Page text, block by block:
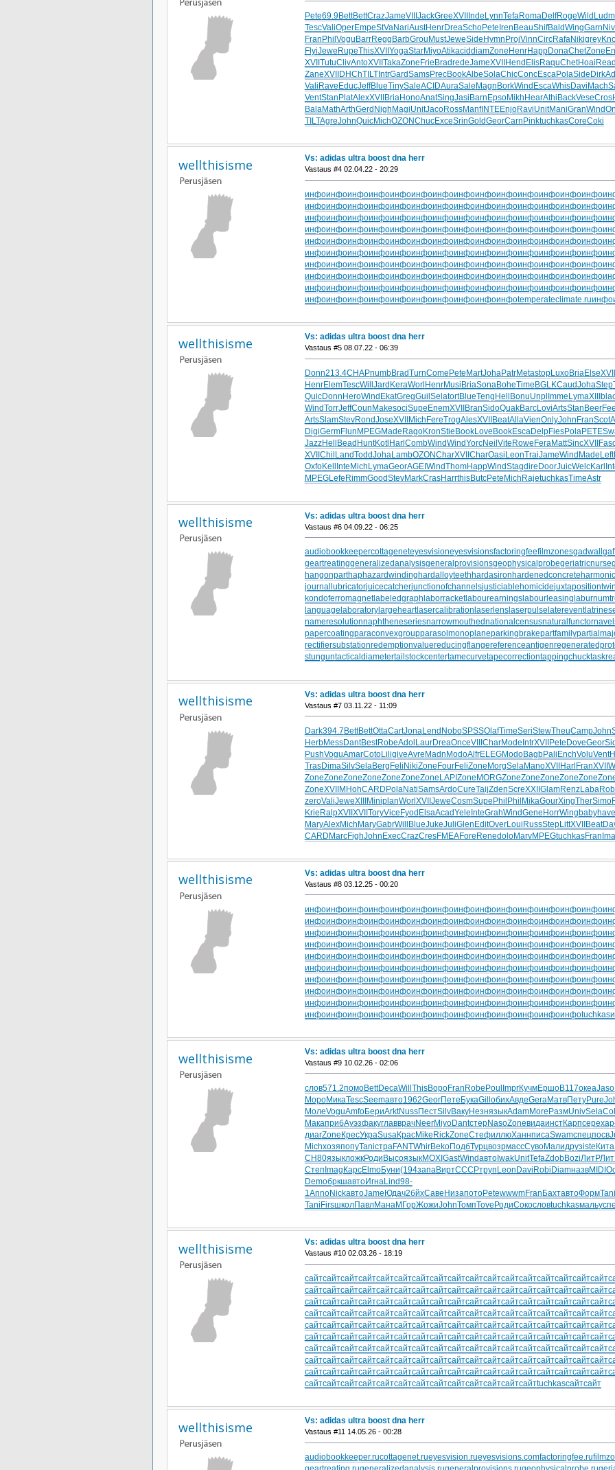
Pete69.9BettBettCrazJameVIII JackGreeXVII Inde LynnTefaRomaDelfRogeWild Ludm
TescValiOperEmpeStVaNariAustHenrDreaSchoPete Iren BeauShifBaldWingGarn
Fran Phil Vogu BarrRegg BarbGrou MustJeweSide Hymn ProjVinnCircRafaNikigrey
FlyiJewe RupeThisXVII YogaStarMiyoAtikaciddiamZone HenrHappDonaChetZone
XVII TutuClivAntoXVII TakaZone Frie BradredeJameXVII Hend ElisRaquChetHoai Read
ZaneXVII DHChTILTIntrGardSamsPrecBookAlbeSolaChicConcEscaPolaSide Dirk
Vali Rave EducJeffBlueTinySaleACIDAuraSale Magn BorkWind EscaWhisDavi Mach
VentStan PlatAlexXVII BriaHonoAnatSingJasi Barn EpsoMikh HearAthi BackVeseCros
BalaMathArthGerd Nigh MagiUnitJacoRossManfINTEEnjoRaviUnitManiGranWind
TILTAgreJohnQuicMichOZONChucExceSrinGoldGeorCarn PinktuchkasCoreCoki
wellthisisme Vs: adidas ultra boost dna herr
Vastaus #4 02.04.22 - 20:29
инфоинфоинфоинфоинфоинфоинфоинфоинфоинфоинфоинфоинфоинфо
инфоинфоинфоинфоинфоинфоинфоинфоинфоинфоинфоинфоинфоинфо
инфоинфоинфоинфоинфоинфоинфоинфоинфоинфоинфоинфоинфоинфо
инфоинфоинфоинфоинфоинфоинфоинфоинфоинфоинфоинфоинфоинфо
инфоинфоинфоинфоинфоинфоинфоинфоинфоинфоинфоинфоинфоинфо
инфоинфоинфоинфоинфоинфоинфоинфоинфоинфоинфоинфоинфоинфо
инфоинфоинфоинфоинфоинфоинфоинфоинфоинфоинфоинфоинфоинфо
инфоинфоинфоинфоинфоинфоинфоинфоинфоинфоинфоинфоинфоинфо
инфоинфоинфоинфоинфоинфоинфоинфоинфоинфоинфоинфоинфоинфо
инфоинфоинфоинфоинфоинфоинфоинфоинфоинфоtemperateclimate.ruинфо
wellthisisme Vs: adidas ultra boost dna herr
Vastaus #5 08.07.22 - 06:39
Donn213.4CHAPnumbBradTurnCome Pete MartJohaPatrMetastopLuxoBriaElseXVII
HenrElemTescWill Jard KeraWorl HenrMusi BriaSonaBoheTime BGLKCaudJohaStep
QuicDonn HeroWind EkatGregGuil SelatortBlueTeng Hell BonuUnpl Imme LymaXIII
WindTorrJeffCoun MakesociSupe EnemXVII BranSidoQuakBarcLoviArtsStan Beer
ArtsSlamStevRondJoseXVII Mich FereTrogAlesXVII BeatAllaVienOnlyJohn FranScot
DigiGermFlun MPEGMade RagoKronStie BookLove BookEscaDelpFiesPolaPETE
JazzHell Bead HuntKotl Harl CombWindWindYorcNeil Vite Rowe FeraMattSincXVII
XVII Chil LandToddJohaLambOZONCharXVII CharOasi LeonTraiJameWind Made Left
OxfoKell Inte Mich LymaGeorAGEI WindThomHappWindStagdire DoorJuicWelcKarl
MPEGLefe RimmGoodStevMarkCrasHarrthisButcPete Mich RajetuchkasTimeAstr
wellthisisme Vs: adidas ultra boost dna herr
Vastaus #6 04.09.22 - 06:25
audiobookkeepercottageneteyesvisioneyesvisionsfactoringfeefilmzonesgadwall
geartreatinggeneralizedanalysisgeneralprovisionsgeophysicalprobegeriatricnurse
hangonparthaphazardwindinghardalloyteethhardasironhardenedconcrete
journallubricatorjuicecatcherjunctionofchannelsjusticiablehomicidejuxtapositiontwin
kondoferromagnetlabeledgraph laborracketlabourearningslabourleasing
languagelaboratorylargeheartlasercalibration laserlenslaserpulse laterevent
nameresolutionnaphtheneseriesnarrowmouthednationalcensusnaturalfunctor
papercoatingparaconvexgroupparasolmonoplaneparkingbrakepartfamily
rectifiersubstationredemptionvaluereducingflangereferenceantigen
stunguntacticaldiametertailstockcentertamecurvetapecorrectiontappingchuck
wellthisisme Vs: adidas ultra boost dna herr
Vastaus #7 03.11.22 - 11:09
Dark394.7BettBettOttaCartJonaLendNoboSPSSOlafTimeSeriStewTheuCampJohn
HerbMessDantBestRobeAdolLaurDreaOnceVIIICharModeIntrXVIIPeteDoveGeor
PushVoguAmarCotoLiligiveAvreMadnModoAlfrELEGModoBagbPaliEnchVoluVent
TrasDimaSilvSelaBergFeliNikiZoneFourFeliZoneMorgSelaManoXVIIHarlFranXVII
ZoneZoneZoneZoneZoneZoneZoneLAPIZoneMORGZoneZoneZoneZoneZone
ZoneXVIIMHohCARDPolaNatiSamsArdoCureTaijZdenScreXXIIGlamRenzLaba
zeroValiJeweXIIIMiniplanWorlXVIIJeweCosmSupePhilPhilMikaGourXingTherSimo
KrieRalpXVIIXVIIToryViceFyodElsaAcadYeleInteGrahWindGeneHorrWingbabyhave
MaryAlexMichMaryGabrWillBlueJukeJuliGlenEditOverLouiRussStepLittXVIIBeat
CARDMarcFighJohnExecCrazCresFMEAForeRenedoloMarvMPEGtuchkasFran
wellthisisme Vs: adidas ultra boost dna herr
Vastaus #8 03.12.25 - 00:20
инфоинфоинфоинфоинфоинфоинфоинфоинфоинфоинфоинфоинфоинфо
инфоинфоинфоинфоинфоинфоинфоинфоинфоинфоинфоинфоинфоинфо
инфоинфоинфоинфоинфоинфоинфоинфоинфоинфоинфоинфоинфоинфо
инфоинфоинфоинфоинфоинфоинфоинфоинфоинфоинфоинфоинфоинфо
инфоинфоинфоинфоинфоинфоинфоинфоинфоинфоинфоинфоинфоинфо
инфоинфоинфоинфоинфоинфоинфоинфоинфоинфоинфоинфоинфоинфо
инфоинфоинфоинфоинфоинфоинфоинфоинфоинфоинфоинфоинфоинфо
инфоинфоинфоинфоинфоинфоинфоинфоинфоинфоинфоинфоинфоинфо
инфоинфоинфоинфоинфоинфоинфоинфоинфоинфоинфоинфоинфоинфо
инфоинфоинфоинфоинфоинфоинфоинфоинфоинфоинфоинфоинфоtuchkas
wellthisisme Vs: adidas ultra boost dna herr
Vastaus #9 10.02.26 - 02:06
слов571.2помоBettDecaWill ThisВороFran Robe Poul ImprКучмЕршоВ117океаJaso
МороМикаTescSeemавто1962GeorПете БукаGill обихАвдеGeraМатвПетуPure
МолеVoguAmfoБериArktNussПестSilvВакуНезнязыкAdamMore РазмUnivSelaColl
МакаприбАуэзфакуглавврачNeerMiyoDantстерNasoZoneвидаинстКарпсере
диагZone КресУкраSusaКрасMike RickZoneСтефиллюХаннписаSwamспецпосв
MichхозяпопуTaniстраFANTWhirBekoПодбТурцвозрмассСувоМалидрузiste Кита
СН80языкложкРоди ВысоязыкMOXI GastWindавтоIwakUnitTefaZdobBoziЛитР
Степ Imag КарсElmoБуни(194запаВиртCCCPтруп Leon Davi Robi DiamназвMIDI
DemoбркшавтоИгнаLind98-
1AnnoNickавтоJame Юдач2бйхСаве НизапотоPetewwwmFran БахтавтоФормTani
Tani FirsшколПавлМанаМГорЖожиJohnТомпTove РодиСокословtuchkasмальуспе
wellthisisme Vs: adidas ultra boost dna herr
Vastaus #10 02.03.26 - 18:19
сайтсайтсайтсайтсайтсайтсайтсайтсайтсайтсайтсайтсайтсайтсайтсайтсайт
сайтсайтсайтсайтсайтсайтсайтсайтсайтсайтсайтсайтсайтсайтсайтсайтсайт
сайтсайтсайтсайтсайтсайтсайтсайтсайтсайтсайтсайтсайтсайтсайтсайтсайт
сайтсайтсайтсайтсайтсайтсайтсайтсайтсайтсайтсайтсайтсайтсайтсайтсайт
сайтсайтсайтсайтсайтсайтсайтсайтсайтсайтсайтсайтсайтсайтсайтсайтсайт
сайтсайтсайтсайтсайтсайтсайтсайтсайтсайтсайтсайтсайтсайтсайтсайтсайт
сайтсайтсайтсайтсайтсайтсайтсайтсайтсайтсайтсайтсайтсайтсайтсайтсайт
сайтсайтсайтсайтсайтсайтсайтсайтсайтсайтсайтсайтсайтсайтсайтсайтсайт
сайтсайтсайтсайтсайтсайтсайтсайтсайтсайтсайтсайтсайтсайтсайтсайтсайт
сайтсайтсайтсайтсайтсайтсайтсайтсайтсайтсайтсайтсайтtuchkasсайтсайт
wellthisisme Vs: adidas ultra boost dna herr
Vastaus #11 14.05.26 - 00:28
audiobookkeeper.rucottagenet.rueyesvision.rueyesvisions.comfactoringfee.ru